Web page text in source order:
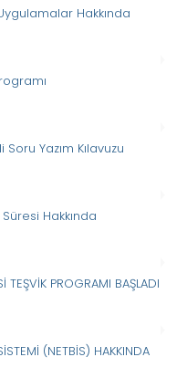
Hakkında
Yazım Kılavuzu
Hakkında
TEŞVİK PROGRAMI BAŞLADI
(NETBİS) HAKKINDA